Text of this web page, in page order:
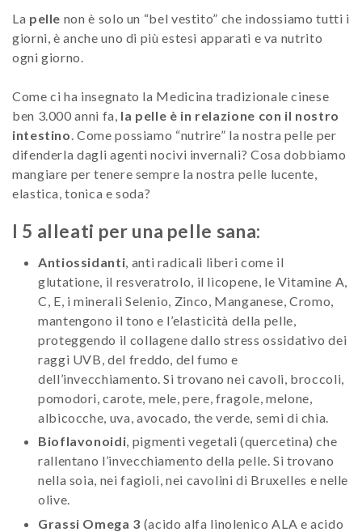
La pelle non è solo un “bel vestito” che indossiamo tutti i
giorni, è anche uno di più estesi apparati e va nutrito
ogni giorno.
Come ci ha insegnato la Medicina tradizionale cinese
ben 3.000 anni fa, la pelle è in relazione con il nostro
intestino. Come possiamo “nutrire” la nostra pelle per
difenderla dagli agenti nocivi invernali? Cosa dobbiamo
mangiare per tenere sempre la nostra pelle lucente,
elastica, tonica e soda?
I 5 alleati per una pelle sana:
Antiossidanti, anti radicali liberi come il
glutatione, il resveratrolo, il licopene, le Vitamine A,
C, E, i minerali Selenio, Zinco, Manganese, Cromo,
mantengono il tono e l’elasticità della pelle,
proteggendo il collagene dallo stress ossidativo dei
raggi UVB, del freddo, del fumo e
dell’invecchiamento. Si trovano nei cavoli, broccoli,
pomodori, carote, mele, pere, fragole, melone,
albicocche, uva, avocado, the verde, semi di chia.
Bioflavonoidi, pigmenti vegetali (quercetina) che
rallentano l’invecchiamento della pelle. Si trovano
nella soia, nei fagioli, nei cavolini di Bruxelles e nelle
olive.
Grassi Omega 3 (acido alfa linolenico ALA e acido